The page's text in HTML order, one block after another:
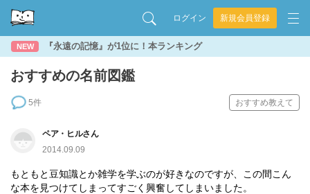
ログイン 新規会員登録
NEW 『永遠の記憶』が1位に！本ランキング
おすすめの名前図鑑
5件 おすすめ教えて
ペア・ヒルさん
2014.09.09
もともと豆知識とか雑学を学ぶのが好きなのですが、この間こん
な本を見つけてしまってすごく興奮してしまいました。